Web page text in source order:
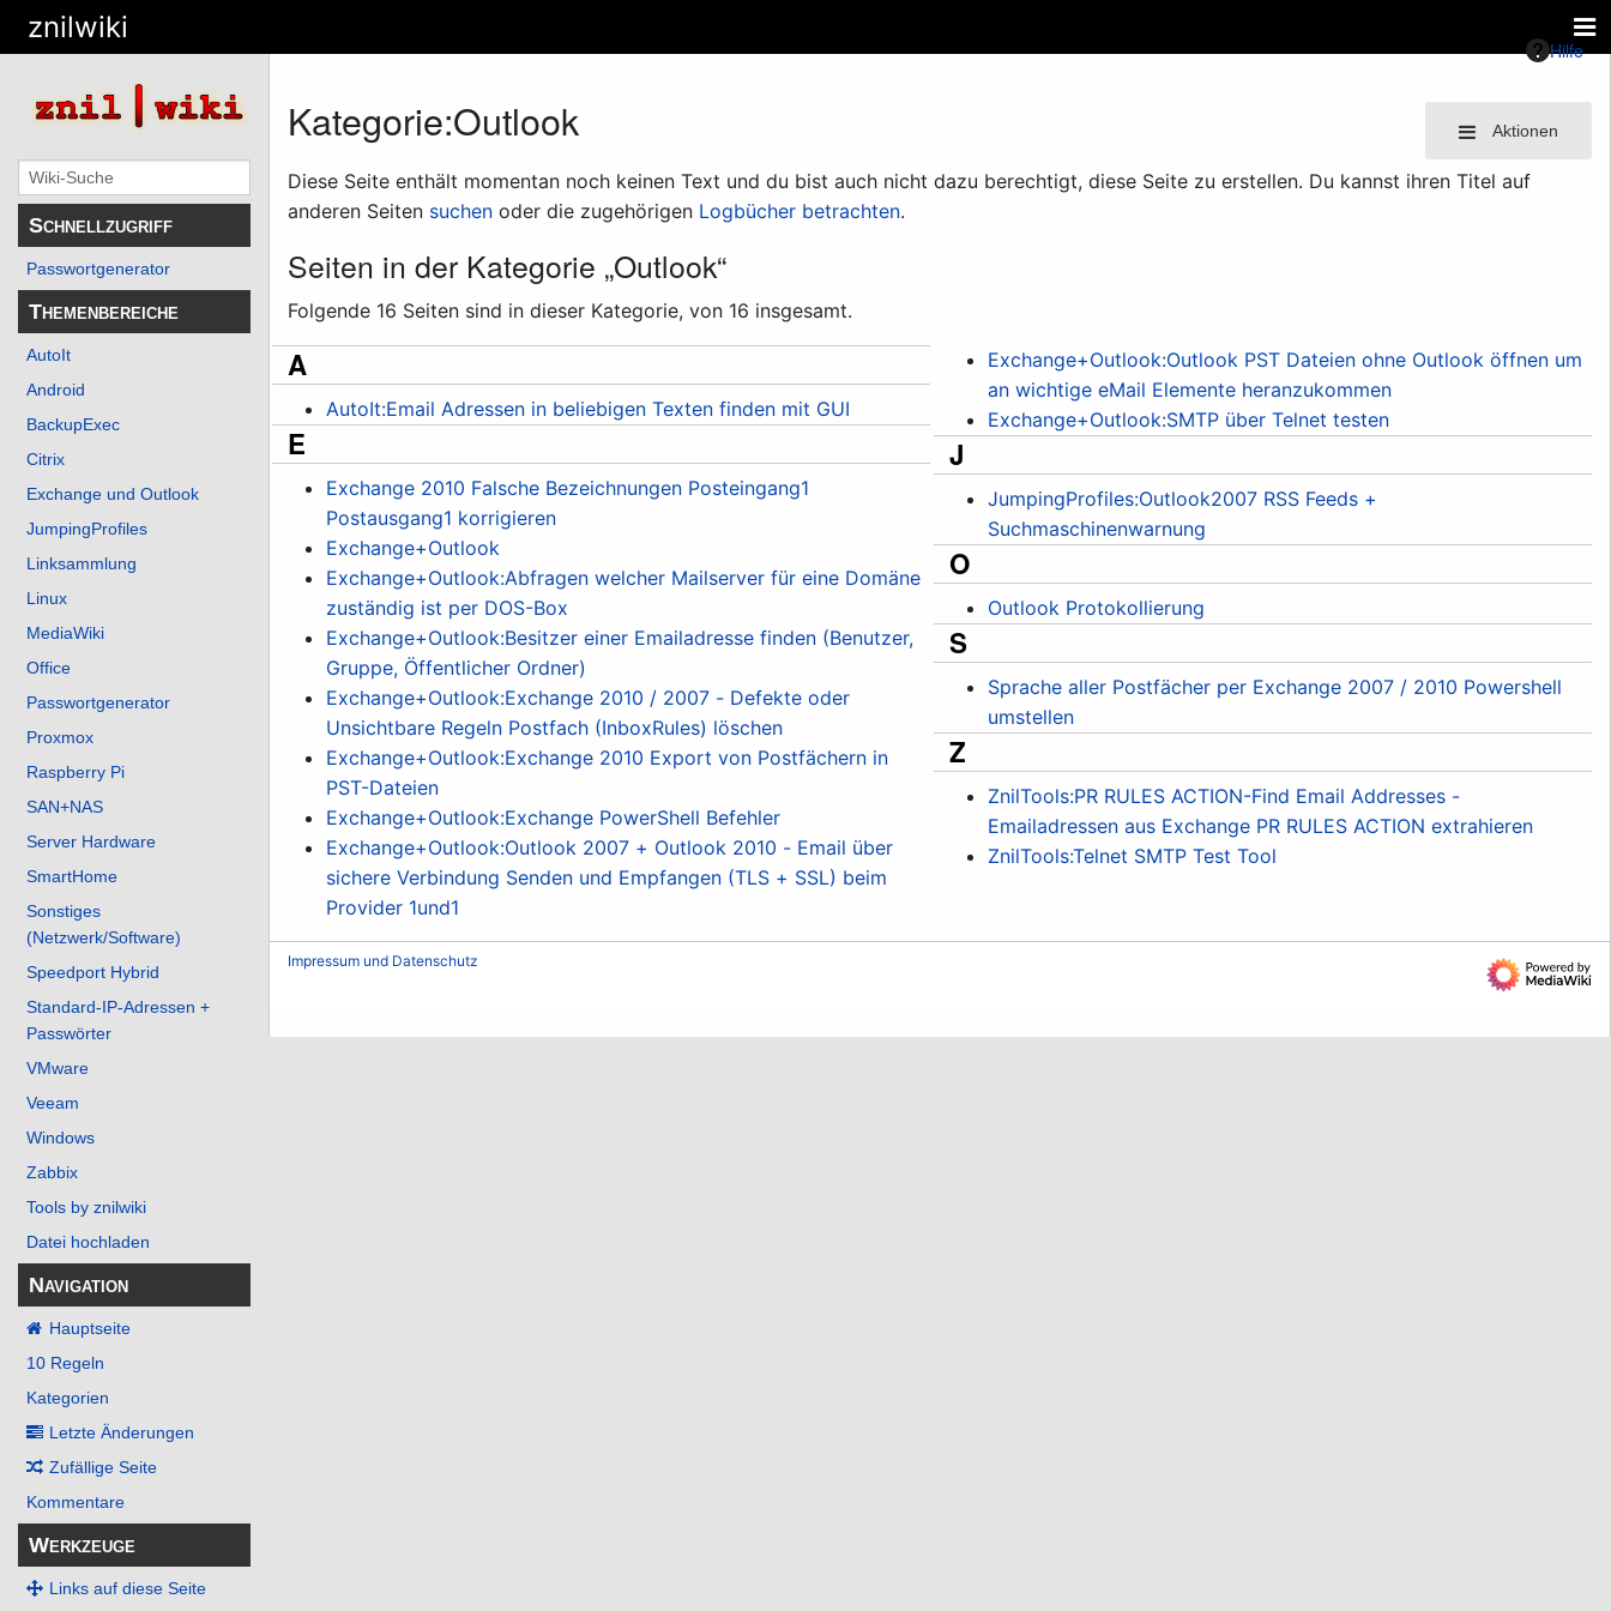
znilwiki
Schnellzugriff
Passwortgenerator
Themenbereiche
AutoIt
Android
BackupExec
Citrix
Exchange und Outlook
JumpingProfiles
Linksammlung
Linux
MediaWiki
Office
Passwortgenerator
Proxmox
Raspberry Pi
SAN+NAS
Server Hardware
SmartHome
Sonstiges
(Netzwerk/Software)
Speedport Hybrid
Standard-IP-Adressen +
Passwörter
VMware
Veeam
Windows
Zabbix
Tools by znilwiki
Datei hochladen
Navigation
Hauptseite
10 Regeln
Kategorien
Letzte Änderungen
Zufällige Seite
Kommentare
Werkzeuge
Links auf diese Seite
Hilfe
Aktionen
Kategorie:Outlook
Diese Seite enthält momentan noch keinen Text und du bist auch nicht dazu berechtigt, diese Seite zu erstellen. Du kannst ihren Titel auf
anderen Seiten suchen oder die zugehörigen Logbücher betrachten.
Seiten in der Kategorie „Outlook“
Folgende 16 Seiten sind in dieser Kategorie, von 16 insgesamt.
A
AutoIt:Email Adressen in beliebigen Texten finden mit GUI
E
Exchange 2010 Falsche Bezeichnungen Posteingang1
Postausgang1 korrigieren
Exchange+Outlook
Exchange+Outlook:Abfragen welcher Mailserver für eine Domäne
zuständig ist per DOS-Box
Exchange+Outlook:Besitzer einer Emailadresse finden (Benutzer,
Gruppe, Öffentlicher Ordner)
Exchange+Outlook:Exchange 2010 / 2007 - Defekte oder
Unsichtbare Regeln Postfach (InboxRules) löschen
Exchange+Outlook:Exchange 2010 Export von Postfächern in
PST-Dateien
Exchange+Outlook:Exchange PowerShell Befehler
Exchange+Outlook:Outlook 2007 + Outlook 2010 - Email über
sichere Verbindung Senden und Empfangen (TLS + SSL) beim
Provider 1und1
Exchange+Outlook:Outlook PST Dateien ohne Outlook öffnen um
an wichtige eMail Elemente heranzukommen
Exchange+Outlook:SMTP über Telnet testen
J
JumpingProfiles:Outlook2007 RSS Feeds +
Suchmaschinenwarnung
O
Outlook Protokollierung
S
Sprache aller Postfächer per Exchange 2007 / 2010 Powershell
umstellen
Z
ZnilTools:PR RULES ACTION-Find Email Addresses -
Emailadressen aus Exchange PR RULES ACTION extrahieren
ZnilTools:Telnet SMTP Test Tool
Impressum und Datenschutz